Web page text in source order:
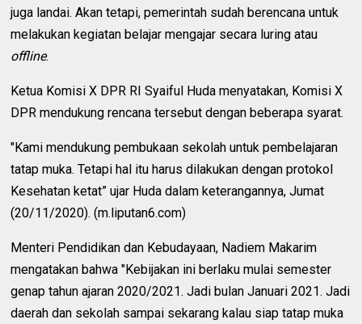
juga landai. Akan tetapi, pemerintah sudah berencana untuk
melakukan kegiatan belajar mengajar secara luring atau
offline.
Ketua Komisi X DPR RI Syaiful Huda menyatakan, Komisi X
DPR mendukung rencana tersebut dengan beberapa syarat.
"Kami mendukung pembukaan sekolah untuk pembelajaran
tatap muka. Tetapi hal itu harus dilakukan dengan protokol
Kesehatan ketat” ujar Huda dalam keterangannya, Jumat
(20/11/2020). (m.liputan6.com)
Menteri Pendidikan dan Kebudayaan, Nadiem Makarim
mengatakan bahwa "Kebijakan ini berlaku mulai semester
genap tahun ajaran 2020/2021. Jadi bulan Januari 2021. Jadi
daerah dan sekolah sampai sekarang kalau siap tatap muka